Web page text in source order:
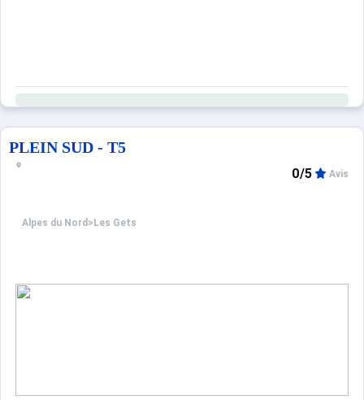
PLEIN SUD - T5
Alpes du Nord > Les Gets
0/5 Avis